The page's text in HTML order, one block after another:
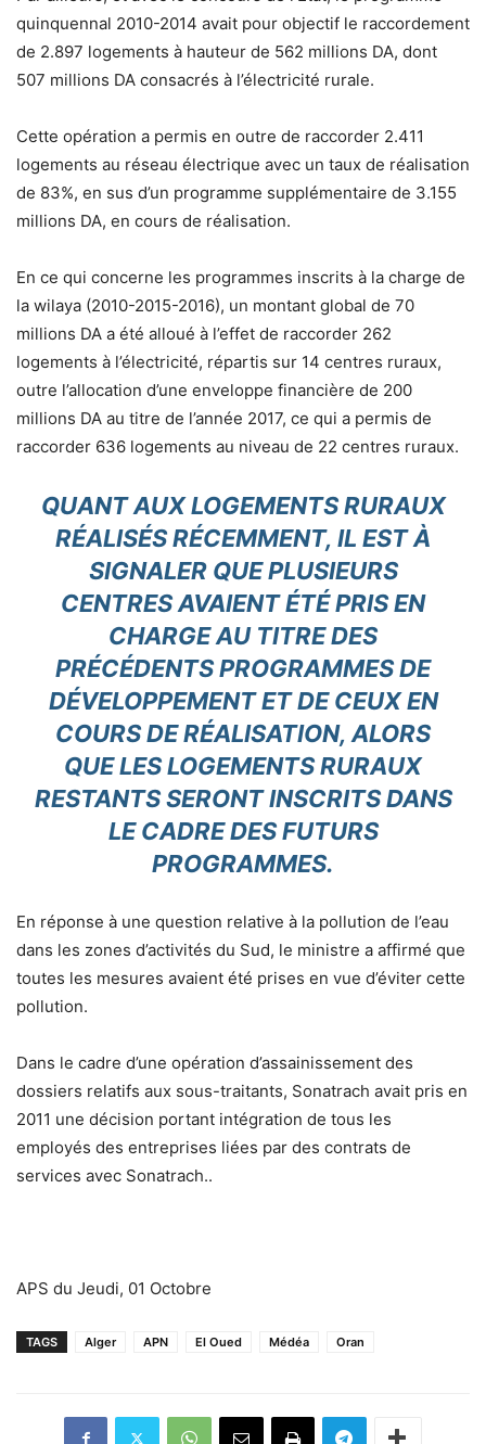
quinquennal 2010-2014 avait pour objectif le raccordement
de 2.897 logements à hauteur de 562 millions DA, dont
507 millions DA consacrés à l’électricité rurale.
Cette opération a permis en outre de raccorder 2.411
logements au réseau électrique avec un taux de réalisation
de 83%, en sus d’un programme supplémentaire de 3.155
millions DA, en cours de réalisation.
En ce qui concerne les programmes inscrits à la charge de
la wilaya (2010-2015-2016), un montant global de 70
millions DA a été alloué à l’effet de raccorder 262
logements à l’électricité, répartis sur 14 centres ruraux,
outre l’allocation d’une enveloppe financière de 200
millions DA au titre de l’année 2017, ce qui a permis de
raccorder 636 logements au niveau de 22 centres ruraux.
QUANT AUX LOGEMENTS RURAUX
RÉALISÉS RÉCEMMENT, IL EST À
SIGNALER QUE PLUSIEURS
CENTRES AVAIENT ÉTÉ PRIS EN
CHARGE AU TITRE DES
PRÉCÉDENTS PROGRAMMES DE
DÉVELOPPEMENT ET DE CEUX EN
COURS DE RÉALISATION, ALORS
QUE LES LOGEMENTS RURAUX
RESTANTS SERONT INSCRITS DANS
LE CADRE DES FUTURS
PROGRAMMES.
En réponse à une question relative à la pollution de l’eau
dans les zones d’activités du Sud, le ministre a affirmé que
toutes les mesures avaient été prises en vue d’éviter cette
pollution.
Dans le cadre d’une opération d’assainissement des
dossiers relatifs aux sous-traitants, Sonatrach avait pris en
2011 une décision portant intégration de tous les
employés des entreprises liées par des contrats de
services avec Sonatrach..
APS du Jeudi, 01 Octobre
TAGS Alger APN El Oued Médéa Oran